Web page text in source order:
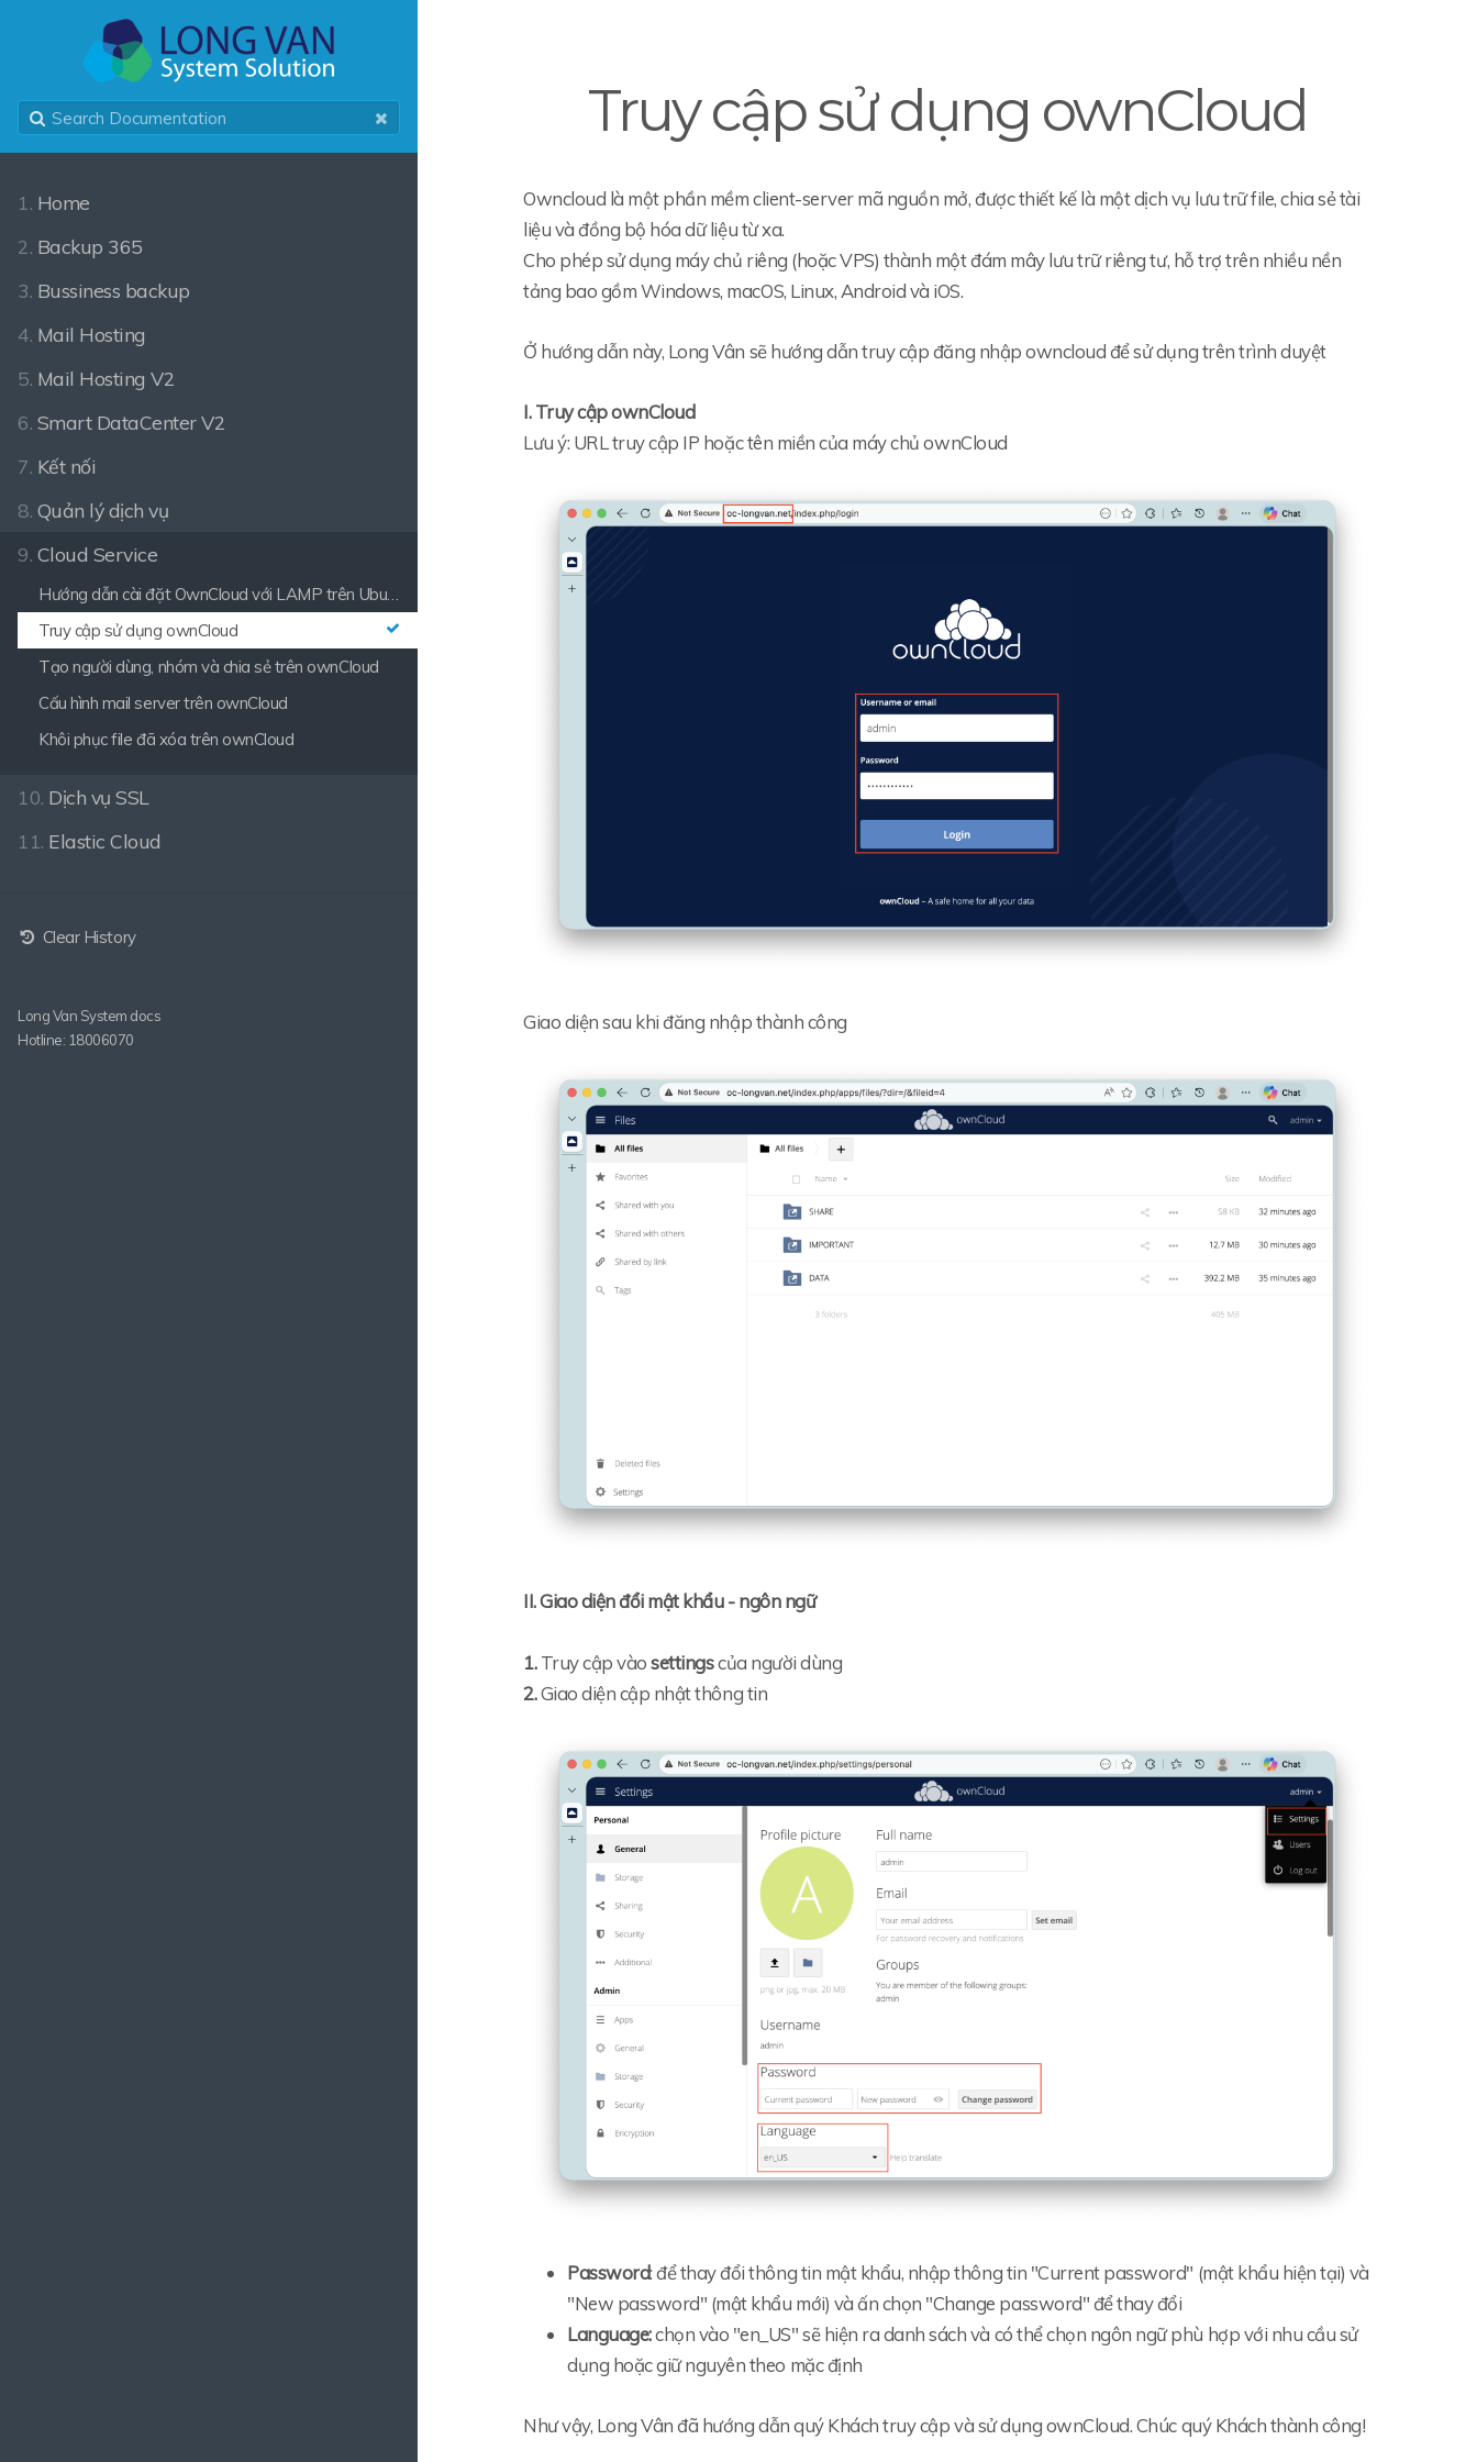
1. Home
2. Backup 365
3. Bussiness backup
4. Mail Hosting
5. Mail Hosting V2
6. Smart DataCenter V2
7. Kết nối
8. Quản lý dịch vụ
9. Cloud Service
Hướng dẫn cài đặt OwnCloud với LAMP trên Ubuntu 22.04
Truy cập sử dụng ownCloud
Tạo người dùng, nhóm và chia sẻ trên ownCloud
Cấu hình mail server trên ownCloud
Khôi phục file đã xóa trên ownCloud
10. Dịch vụ SSL
11. Elastic Cloud
Clear History
Long Van System docs
Hotline: 18006070
Truy cập sử dụng ownCloud
Owncloud là một phần mềm client-server mã nguồn mở, được thiết kế là một dịch vụ lưu trữ file, chia sẻ tài
liệu và đồng bộ hóa dữ liệu từ xa.
Cho phép sử dụng máy chủ riêng (hoặc VPS) thành một đám mây lưu trữ riêng tư, hỗ trợ trên nhiều nền
tảng bao gồm Windows, macOS, Linux, Android và iOS.
Ở hướng dẫn này, Long Vân sẽ hướng dẫn truy cập đăng nhập owncloud để sử dụng trên trình duyệt
I. Truy cập ownCloud
Lưu ý: URL truy cập IP hoặc tên miền của máy chủ ownCloud
Giao diện sau khi đăng nhập thành công
II. Giao diện đổi mật khẩu - ngôn ngữ
1.Truy cập vàosettingscủa người dùng
2.Giao diện cập nhật thông tin
Password: để thay đổi thông tin mật khẩu, nhập thông tin "Current password" (mật khẩu hiện tại) và
"New password" (mật khẩu mới) và ấn chọn "Change password" để thay đổi
Language:chọn vào "en_US" sẽ hiện ra danh sách và có thể chọn ngôn ngữ phù hợp với nhu cầu sử
dụng hoặc giữ nguyên theo mặc định
Như vậy, Long Vân đã hướng dẫn quý Khách truy cập và sử dụng ownCloud. Chúc quý Khách thành công!